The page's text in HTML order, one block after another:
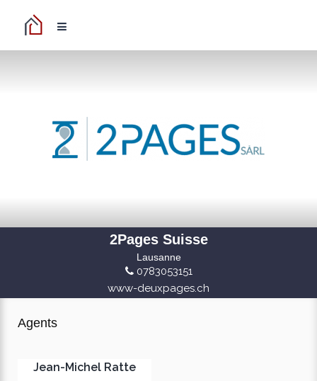
2Pages Suisse
Lausanne
0783053151
www-deuxpages.ch
Agents
Jean-Michel Ratte